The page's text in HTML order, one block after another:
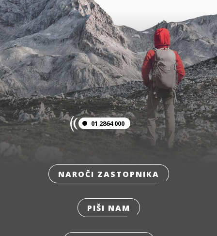
01 2864 000
NAROČI ZASTOPNIKA
PIŠI NAM